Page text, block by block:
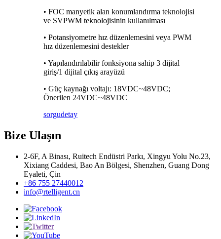
• FOC manyetik alan konumlandırma teknolojisi
ve SVPWM teknolojisinin kullanılması
• Potansiyometre hız düzenlemesini veya PWM
hız düzenlemesini destekler
• Yapılandırılabilir fonksiyona sahip 3 dijital
giriş/1 dijital çıkış arayüzü
• Güç kaynağı voltajı: 18VDC~48VDC;
Önerilen 24VDC~48VDC
sorgudetay
Bize Ulaşın
2-6F, A Binası, Ruitech Endüstri Parkı, Xingyu Yolu No.23,
Xixiang Caddesi, Bao An Bölgesi, Shenzhen, Guang Dong
Eyaleti, Çin
+86 755 27440012
info@rtelligent.cn